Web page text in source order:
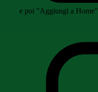
e poi "Aggiungi a Home"